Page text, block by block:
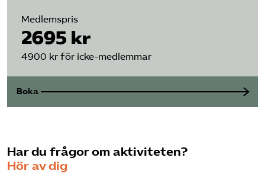
Medlemspris
2695 kr
4900 kr för icke-medlemmar
Boka
Har du frågor om aktiviteten?
Hör av dig